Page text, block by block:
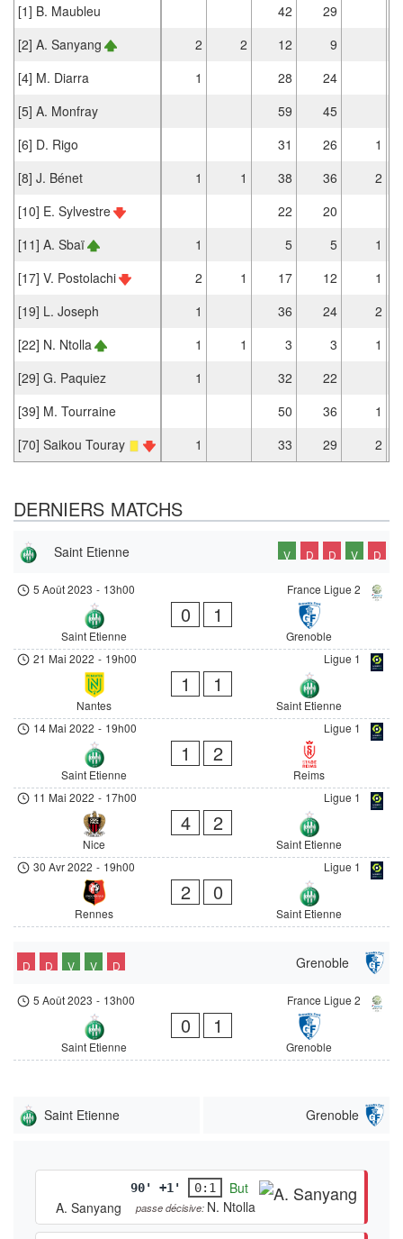
[1] B. Maubleu 42
29
[2] A. Sanyang
2 2 12
9
[4] M. Diarra
1 28
24
[5] A. Monfray
59
45
[6] D. Rigo
31 26
1
[8] J. Bénet
1 1 38 36
2
[10] E. Sylvestre
22
20
[11] A. Sbaï
1 5 5
1
[17] V. Postolachi
2 1 17 12
1
[19] L. Joseph
1 36 24
2
[22] N. Ntolla
1 1 3 3
1
[29] G. Paquiez
1 32
22
[39] M. Tourraine
50 36
1
[70] Saikou Touray
1 33 29 2
DERNIERS MATCHS
Saint Etienne V D D V D
France Ligue 2
5 Août 2023 - 13h00
Saint Etienne
0 1
Grenoble
Ligue 1
21 Mai 2022 - 19h00
Nantes
1 1
Saint Etienne
Ligue 1
14 Mai 2022 - 19h00
Saint Etienne
1 2
Reims
Ligue 1
11 Mai 2022 - 17h00
Nice
4 2
Saint Etienne
Ligue 1
30 Avr 2022 - 19h00
Rennes
2 0
Saint Etienne
Grenoble
D D V V D
France Ligue 2
5 Août 2023 - 13h00
Saint Etienne
0 1
Grenoble
Saint Etienne Grenoble
90' +1' 0:1
But
A. Sanyang
passe décisive: N. Ntolla